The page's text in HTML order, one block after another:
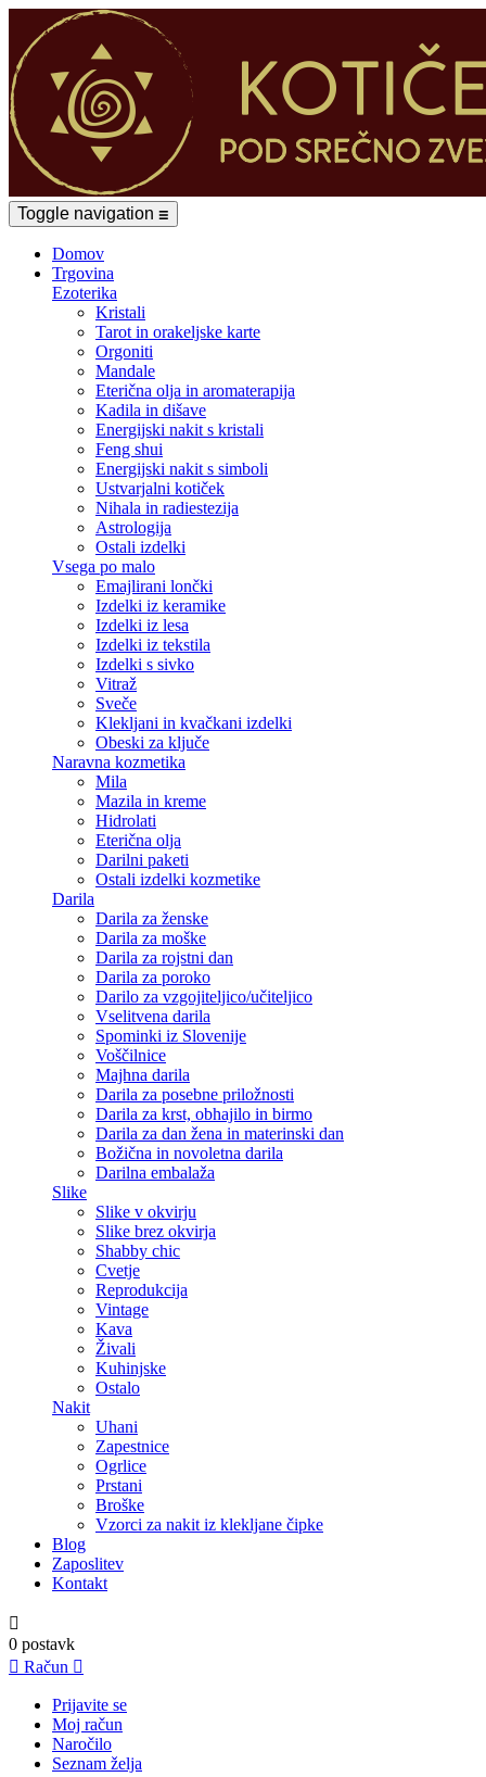
Toggle navigation ☰
Domov
Trgovina
Ezoterika
Kristali
Tarot in orakeljske karte
Orgoniti
Mandale
Eterična olja in aromaterapija
Kadila in dišave
Energijski nakit s kristali
Feng shui
Energijski nakit s simboli
Ustvarjalni kotiček
Nihala in radiestezija
Astrologija
Ostali izdelki
Vsega po malo
Emajlirani lončki
Izdelki iz keramike
Izdelki iz lesa
Izdelki iz tekstila
Izdelki s sivko
Vitraž
Sveče
Klekljani in kvačkani izdelki
Obeski za ključe
Naravna kozmetika
Mila
Mazila in kreme
Hidrolati
Eterična olja
Darilni paketi
Ostali izdelki kozmetike
Darila
Darila za ženske
Darila za moške
Darila za rojstni dan
Darila za poroko
Darilo za vzgojiteljico/učiteljico
Vselitvena darila
Spominki iz Slovenije
Voščilnice
Majhna darila
Darila za posebne priložnosti
Darila za krst, obhajilo in birmo
Darila za dan žena in materinski dan
Božična in novoletna darila
Darilna embalaža
Slike
Slike v okvirju
Slike brez okvirja
Shabby chic
Cvetje
Reprodukcija
Vintage
Kava
Živali
Kuhinjske
Ostalo
Nakit
Uhani
Zapestnice
Ogrlice
Prstani
Broške
Vzorci za nakit iz klekljane čipke
Blog
Zaposlitev
Kontakt

0 postavk
 Račun 
Prijavite se
Moj račun
Naročilo
Seznam želja